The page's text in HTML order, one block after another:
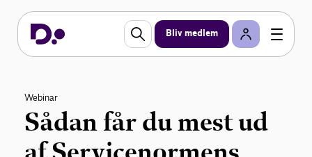
Bliv medlem
Webinar
Sådan får du mest ud